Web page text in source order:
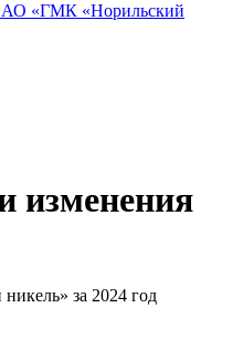
«ГМК «Норильский
изменения
за 2024 год